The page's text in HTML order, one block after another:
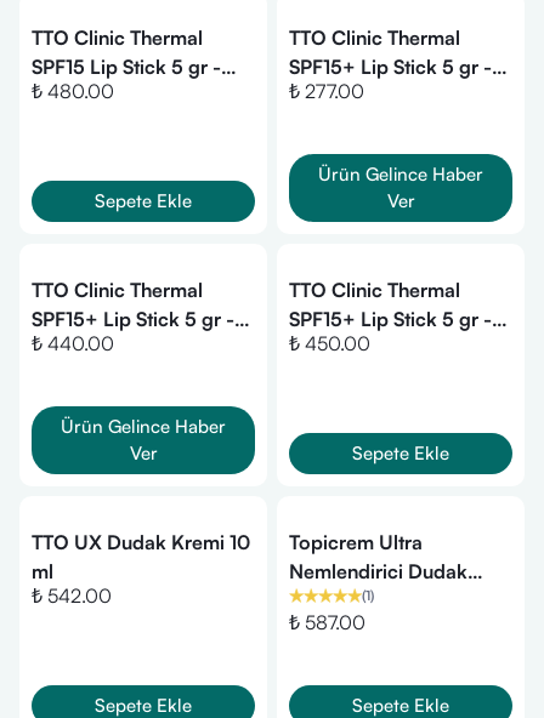
TTO Clinic Thermal
SPF15 Lip Stick 5 gr -
Sade
₺ 480.00
Sepete Ekle
TTO Clinic Thermal
SPF15+ Lip Stick 5 gr -
Kolajen
₺ 277.00
Ürün Gelince Haber
Ver
TTO Clinic Thermal
SPF15+ Lip Stick 5 gr -
Tatlı Meyveler
₺ 440.00
Ürün Gelince Haber
Ver
TTO Clinic Thermal
SPF15+ Lip Stick 5 gr -
Çay Ağacı
₺ 450.00
Sepete Ekle
TTO UX Dudak Kremi 10
ml
₺ 542.00
Sepete Ekle
Topicrem Ultra
Nemlendirici Dudak
Balmı 4 gr
(1)
₺ 587.00
Sepete Ekle